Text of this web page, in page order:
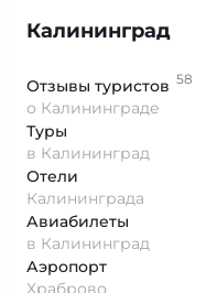
Калининград
Отзывы туристов 58
о Калининграде
Туры
в Калининград
Отели
Калининграда
Авиабилеты
в Калининград
Аэропорт
Храброво